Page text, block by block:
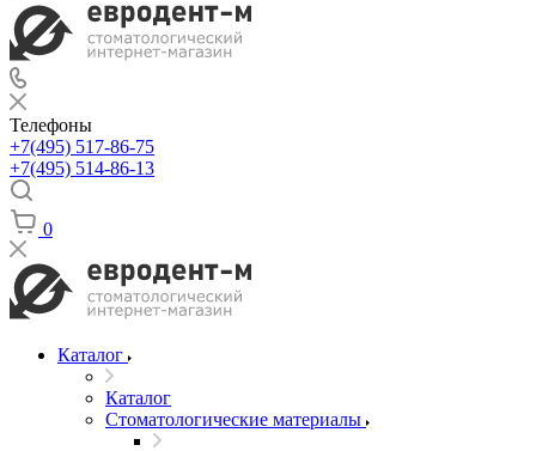
Телефоны
+7(495) 517-86-75
+7(495) 514-86-13
0
Каталог
Каталог
Стоматологические материалы